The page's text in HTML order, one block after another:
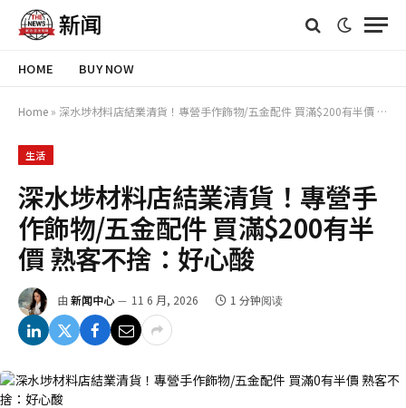
HOME BUY NOW
Home » 深水埗材料店結業清貨！專營手作飾物/五金配件 買滿$200有半價 熟客不捨：好心酸
生活
深水埗材料店結業清貨！專營手
作飾物/五金配件 買滿$200有半
價 熟客不捨：好心酸
由 新闻中心 11 6 月, 2026 1 分钟阅读